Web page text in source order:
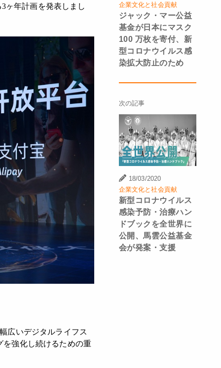
ヶ年計画を発表しまし
広いデジタルライフス
を強化し続けるための重
企業文化と社会貢献
ジャック・マー公益
基金が日本にマスク
100 万枚を寄付、新
型コロナウイルス感
染拡大防止のため
次の記事
18/03/2020
企業文化と社会貢献
新型コロナウイルス
感染予防・治療ハン
ドブックを全世界に
公開、馬雲公益基金
会が発案・支援